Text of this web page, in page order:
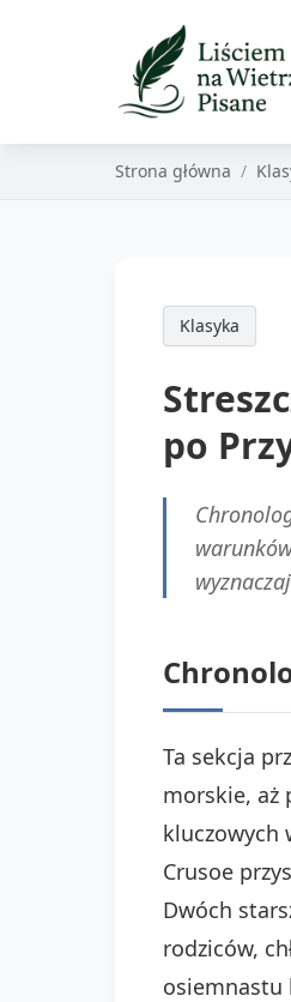
Strona główna
Klasyka
po
Ta sekcja
morskie, aż
kluczowych
Crusoe
Dwóch
rodziców,
osiemnastu